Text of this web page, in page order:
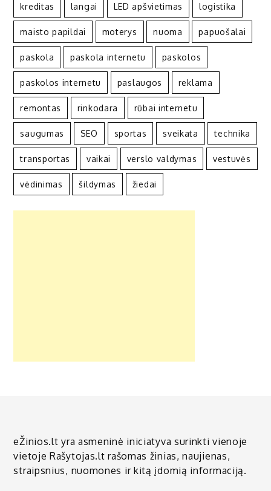
kreditas langai LED apšvietimas logistika
maisto papildai moterys nuoma papuošalai
paskola paskola internetu paskolos
paskolos internetu paslaugos reklama
remontas rinkodara rūbai internetu
saugumas SEO sportas sveikata technika
transportas vaikai verslo valdymas vestuvės
vėdinimas šildymas žiedai
eŽinios.lt yra asmeninė iniciatyva surinkti vienoje
vietoje Rašytojas.lt rašomas žinias, naujienas,
straipsnius, nuomones ir kitą įdomią informaciją.